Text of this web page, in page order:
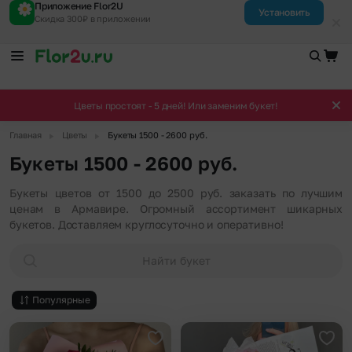
Приложение Flor2U
Скидка 300₽ в приложении
Установить
Цветы простоят - 5 дней! Или заменим букет!
Главная Цветы Букеты 1500 - 2600 руб.
Букеты 1500 - 2600 руб.
Букеты цветов от 1500 до 2500 руб. заказать по лучшим
ценам в Армавире. Огромный ассортимент шикарных
букетов. Доставляем круглосуточно и оперативно!
Найти букет
Популярные